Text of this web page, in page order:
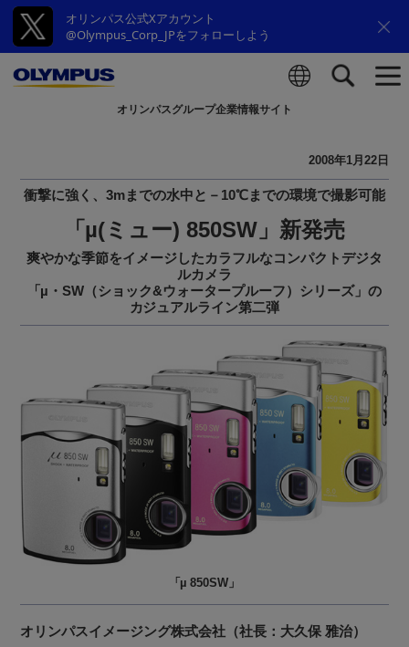
オリンパス公式Xアカウント
@Olympus_Corp_JPをフォローしよう
オリンパスグループ企業情報サイト
2008年1月22日
衝撃に強く、3mまでの水中と－10℃までの環境で撮影可能
「µ(ミュー) 850SW」新発売
爽やかな季節をイメージしたカラフルなコンパクトデジタ
ルカメラ
「µ・SW（ショック&ウォータープルーフ）シリーズ」の
カジュアルライン第二弾
「µ 850SW」
オリンパスイメージング株式会社（社長：大久保 雅治）